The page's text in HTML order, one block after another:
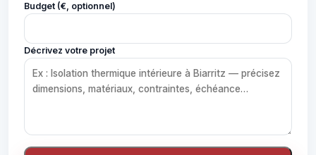
Budget (€, optionnel)
Décrivez votre projet